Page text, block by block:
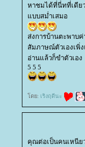
หาชมได้ที่นี่ทที่เดีย
บบสม่ำเสมอ
ส่งการบ้านตะพาบค่
สัมภาษณ์ตัวเองเพิ่ง
อ่านแล้วก็ขำตัวเอง
5 5 5
ดย: เริงฤดีนะ
คุณต่อเป็นคนเหนีย